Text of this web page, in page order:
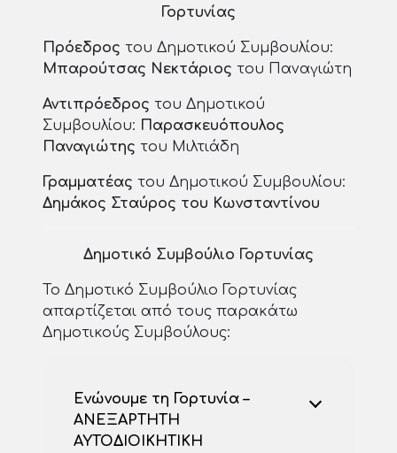
Γορτυνίας
Πρόεδρος του Δημοτικού Συμβουλίου:
Μπαρούτσας Νεκτάριος του Παναγιώτη
Αντιπρόεδρος του Δημοτικού
Συμβουλίου: Παρασκευόπουλος
Παναγιώτης του Μιλτιάδη
Γραμματέας του Δημοτικού Συμβουλίου:
Δημάκος Σταύρος του Κωνσταντίνου
Δημοτικό Συμβούλιο Γορτυνίας
Το Δημοτικό Συμβούλιο Γορτυνίας
απαρτίζεται από τους παρακάτω
Δημοτικούς Συμβούλους:
Ενώνουμε τη Γορτυνία –
ΑΝΕΞΑΡΤΗΤΗ
ΑΥΤΟΔΙΟΙΚΗΤΙΚΗ